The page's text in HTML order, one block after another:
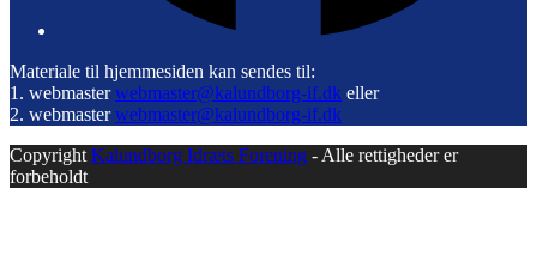
Materiale til hjemmesiden kan sendes til:
1. webmasterwebmaster@kalundborg-if.dk eller
2. webmasterwebmaster@kalundborg-if.dk
Copyright Kalundborg Idræts Forening - Alle rettigheder er
forbeholdt